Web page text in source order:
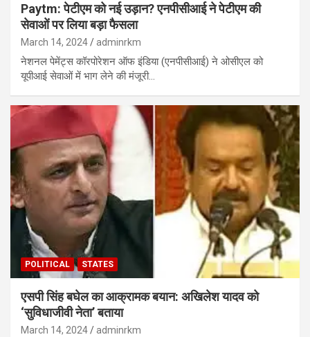
Paytm: पेटीएम को नई उड़ान? एनपीसीआई ने पेटीएम की
सेवाओं पर लिया बड़ा फैसला
March 14, 2024 adminrkm
नेशनल पेमेंट्स कॉरपोरेशन ऑफ इंडिया (एनपीसीआई) ने ओसीएल को
यूपीआई सेवाओं में भाग लेने की मंजूरी…
POLITICAL STATES
एसपी सिंह बघेल का आक्रामक बयान: अखिलेश यादव को
‘सुविधाजीवी नेता’ बताया
March 14, 2024 adminrkm